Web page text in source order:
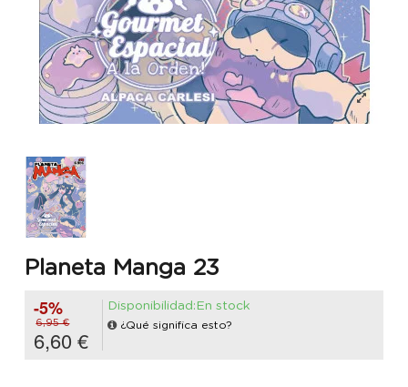
Planeta Manga 23
-5%
6,95 €
6,60 €
Disponibilidad:En stock
¿Qué significa esto?